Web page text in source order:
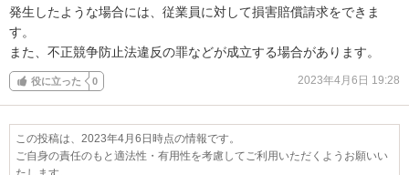
発生したような場合には、従業員に対して損害賠償請求をできま
す。
また、不正競争防止法違反の罪などが成立する場合があります。
役に立った 0 2023年4月6日 19:28
この投稿は、2023年4月6日時点の情報です。
ご自身の責任のもと適法性・有用性を考慮してご利用いただくようお願いい